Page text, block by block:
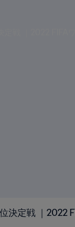
決定戦 ｜2022